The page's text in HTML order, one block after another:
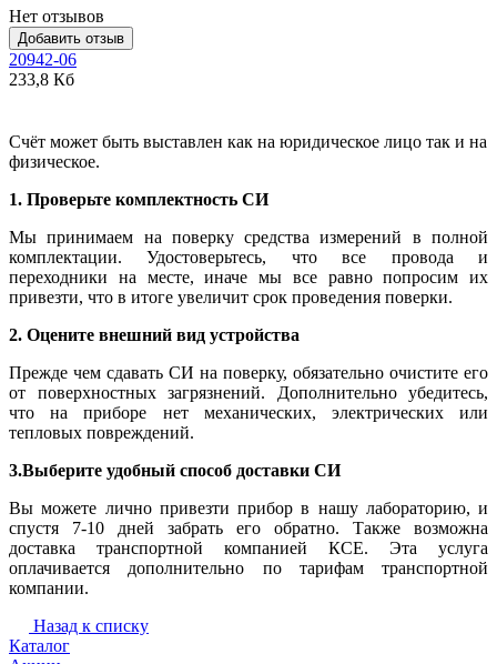
Нет отзывов
Добавить отзыв
20942-06
233,8 Кб
Счёт может быть выставлен как на юридическое лицо так и на
физическое.
1. Проверьте комплектность СИ
Мы принимаем на поверку средства измерений в полной
комплектации. Удостоверьтесь, что все провода и
переходники на месте, иначе мы все равно попросим их
привезти, что в итоге увеличит срок проведения поверки.
2. Оцените внешний вид устройства
Прежде чем сдавать СИ на поверку, обязательно очистите его
от поверхностных загрязнений. Дополнительно убедитесь,
что на приборе нет механических, электрических или
тепловых повреждений.
3.Выберите удобный способ доставки СИ
Вы можете лично привезти прибор в нашу лабораторию, и
спустя 7-10 дней забрать его обратно. Также возможна
доставка транспортной компанией КСЕ. Эта услуга
оплачивается дополнительно по тарифам транспортной
компании.
Назад к списку
Каталог